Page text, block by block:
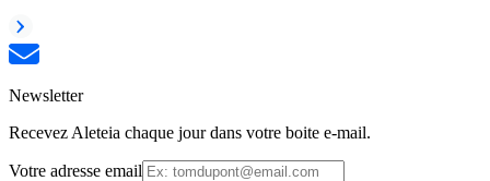
Newsletter
Recevez Aleteia chaque jour dans votre boite e-mail.
Votre adresse email